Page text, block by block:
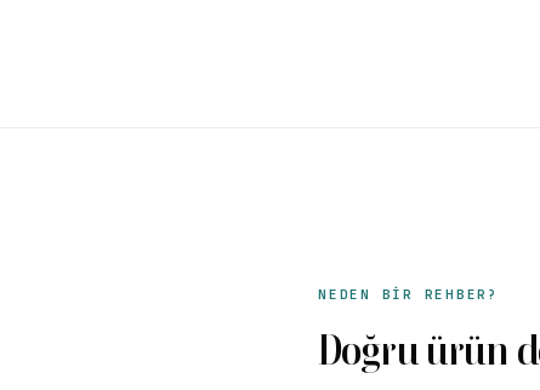
NEDEN BİR REHBER?
Doğru ürün